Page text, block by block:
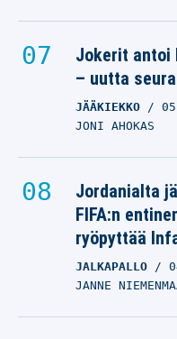
Jokerit antoi
– uutta
JÄÄKIEKKO
JONI AHOKAS
Jordanialta
FIFA:n
ryöpyttää
JALKAPALLO
JANNE